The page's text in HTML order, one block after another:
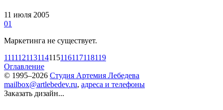
11 июля 2005
01
Маркетинга не существует.
111112113114115116117118119
Оглавление
© 1995–2026 Студия Артемия Лебедева
mailbox@artlebedev.ru, адреса и телефоны
Заказать дизайн...